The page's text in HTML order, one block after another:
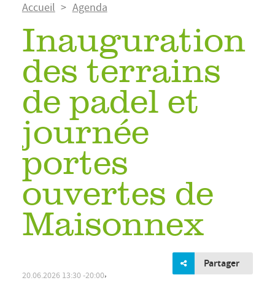
Fil
d'Ariane
Accueil Agenda
Inauguration
des terrains
de padel et
journée
portes
ouvertes de
Maisonnex
Partager